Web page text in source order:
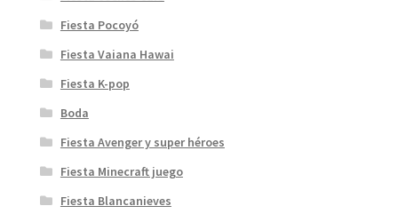
Fiesta Pocoyó
Fiesta Vaiana Hawai
Fiesta K-pop
Boda
Fiesta Avenger y super héroes
Fiesta Minecraft juego
Fiesta Blancanieves